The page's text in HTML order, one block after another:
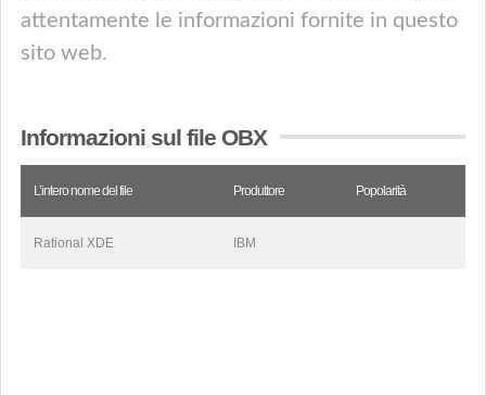
attentamente le informazioni fornite in questo
sito web.
Informazioni sul file OBX
L’intero nome del file Produttore Popolarità
Rational XDE IBM